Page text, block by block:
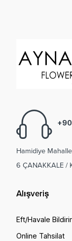
Hamidiye
6 ÇANAKKALE /
Alışveriş
Eft/Havale
Online Tahsilat